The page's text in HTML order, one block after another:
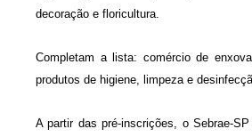
decoração e floricultura.
Completam a lista: comércio de
produtos de higiene, limpeza e
A partir das pré-inscrições, o Sebrae-